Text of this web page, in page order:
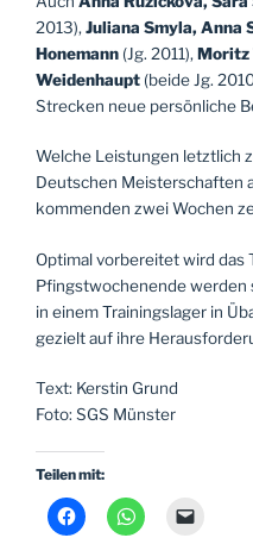
2013), Juliana Smyla, Anna
Honemann (Jg. 2011), Moritz
Weidenhaupt (beide Jg.
Strecken neue persönliche
Welche Leistungen letztlich
Deutschen Meisterschaften
kommenden zwei Wochen
Optimal vorbereitet wird das
Pfingstwochenende werden
in einem Trainingslager in
gezielt auf ihre
Text: Kerstin Grund
Foto: SGS Münster
Teilen mit: